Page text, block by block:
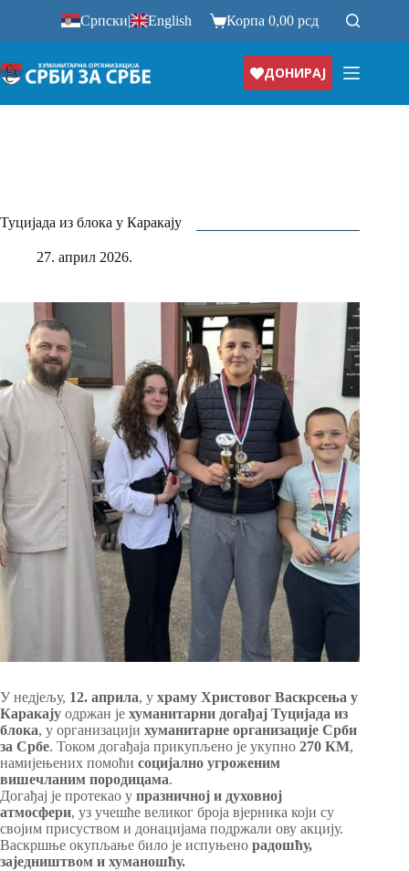
Српски| English Корпа0,00рсд
ДОНИРАЈ
Туцијада из блока у Каракају
27. април 2026.
У недјељу, 12. априла, у храму Христовог Васкрсења у
Каракају одржан је хуманитарни догађај Туцијада из
блока, у организацији хуманитарне организације Срби
за Србе. Током догађаја прикупљено је укупно 270 КМ,
намијењених помоћи социјално угроженим
вишечланим породицама.
Догађај је протекао у празничној и духовној
атмосфери, уз учешће великог броја вјерника који су
својим присуством и донацијама подржали ову акцију.
Васкршње окупљање било је испуњено радошћу,
заједништвом и хуманошћу.